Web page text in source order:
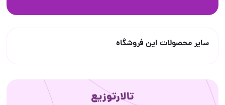
سایر محصولات این فروشگاه
تالارتوزیع